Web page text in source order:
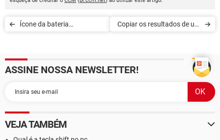
Ícone da bateria
Copiar os resultados de um
ASSINE NOSSA NEWSLETTER!
VEJA TAMBÉM